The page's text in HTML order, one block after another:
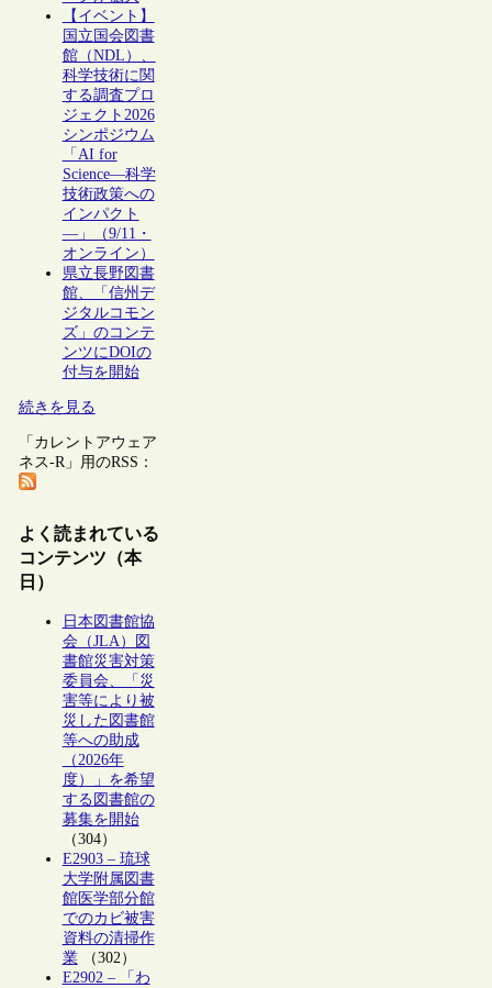
【イベント】
国立国会図書
館（NDL）、
科学技術に関
する調査プロ
ジェクト2026
シンポジウム
「AI for
Science―科学
技術政策への
インパクト
―」（9/11・
オンライン）
県立長野図書
館、「信州デ
ジタルコモン
ズ」のコンテ
ンツにDOIの
付与を開始
続きを見る
「カレントアウェア
ネス-R」用のRSS：
よく読まれている
コンテンツ（本
日）
日本図書館協
会（JLA）図
書館災害対策
委員会、「災
害等により被
災した図書館
等への助成
（2026年
度）」を希望
する図書館の
募集を開始
（304）
E2903 – 琉球
大学附属図書
館医学部分館
でのカビ被害
資料の清掃作
業（302）
E2902 – 「わ